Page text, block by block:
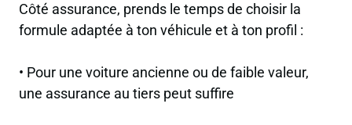
Côté assurance, prends le temps de choisir la
formule adaptée à ton véhicule et à ton profil :
• Pour une voiture ancienne ou de faible valeur,
une assurance au tiers peut suffire